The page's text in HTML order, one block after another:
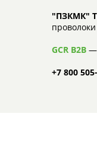
"ПЗКМК"
GCR B2B —
+7 800